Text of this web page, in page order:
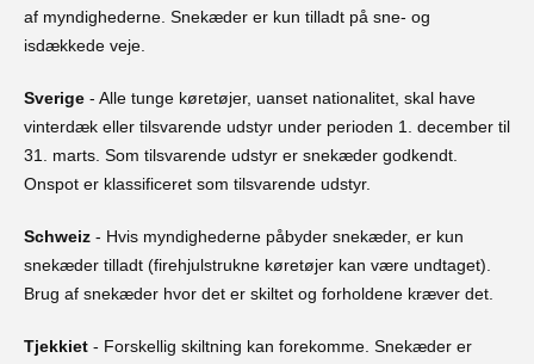
af myndighederne. Snekæder er kun tilladt på sne- og
isdækkede veje.
Sverige - Alle tunge køretøjer, uanset nationalitet, skal have
vinterdæk eller tilsvarende udstyr under perioden 1. december til
31. marts. Som tilsvarende udstyr er snekæder godkendt.
Onspot er klassificeret som tilsvarende udstyr.
Schweiz - Hvis myndighederne påbyder snekæder, er kun
snekæder tilladt (firehjulstrukne køretøjer kan være undtaget).
Brug af snekæder hvor det er skiltet og forholdene kræver det.
Tjekkiet - Forskellig skiltning kan forekomme. Snekæder er